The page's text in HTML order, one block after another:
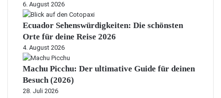
6. August 2026
Ecuador Sehenswürdigkeiten: Die schönsten
Orte für deine Reise 2026
4. August 2026
Machu Picchu: Der ultimative Guide für deinen
Besuch (2026)
28. Juli 2026